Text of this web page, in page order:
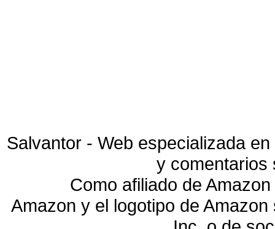
Salvantor - Web especializada
y
Como afiliado de
Amazon y el logotipo de